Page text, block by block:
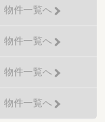
物件一覧へ
物件一覧へ
物件一覧へ
物件一覧へ